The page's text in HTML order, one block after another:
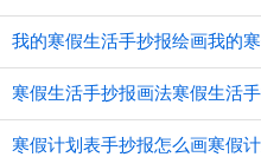
寒假生活手抄报画法寒假生活
寒假计划表手抄报怎么画寒假